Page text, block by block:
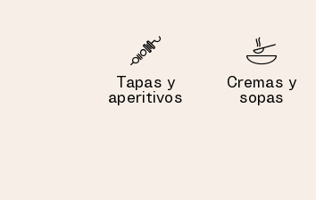
Tapas y
aperitivos
Cremas y
sopas